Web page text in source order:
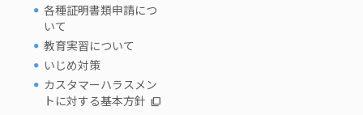
各種証明書類申請につ
いて
教育実習について
いじめ対策
カスタマーハラスメン
トに対する基本方針